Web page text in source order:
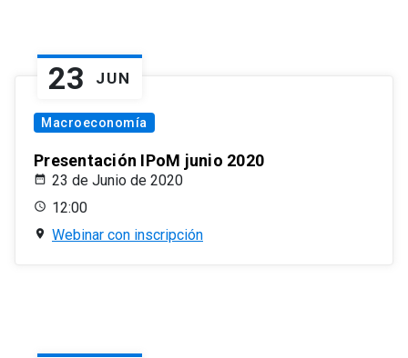
23 JUN
Macroeconomía
Presentación IPoM junio 2020
23 de Junio de 2020
12:00
Webinar con inscripción